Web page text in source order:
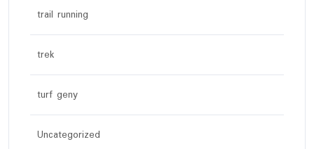
trail running
trek
turf geny
Uncategorized